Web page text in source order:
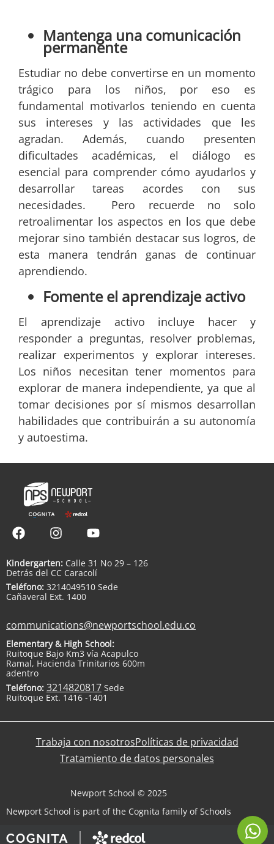
Mantenga una comunicación
permanente
Estudiar no debe convertirse en un momento
trágico para los niños, por eso es
fundamental motivarlos teniendo en cuenta
sus intereses y las actividades que les
agradan. Además, cuando presenten
dificultades académicas, el diálogo es
esencial para comprender cómo ayudarlos y
desarrollar tareas acordes con sus
necesidades. Pero recuerde no solo
retroalimentar los aspectos en los que debe
mejorar sino también destacar sus logros, de
esta manera tendrán ganas de continuar
aprendiendo.
Fomente el aprendizaje activo
El aprendizaje activo incluye hacer y
responder a preguntas, resolver problemas,
realizar experimentos y explorar intereses.
Los niños necesitan tener momentos para
explorar de manera independiente, ya que al
tomar decisiones por sí mismos desarrollan
habilidades que contribuirán a su autonomía
y autoestima.
Kindergarten: Calle 31 No 29 – 126
Detrás del CC Caracolí
Teléfono: 3214049510 Sede
Cañaveral Ext. 1400
communications@newportschool.edu.co
Elementary & High School:
Ruitoque Bajo Km3 vía Acapulco
Ramal, Hacienda Trinitarios 600m
adentro
Teléfono: 3214820817 Sede
Ruitoque Ext. 1416 -1401
Trabaja con nosotrosPolíticas de privacidad
Tratamiento de datos personales
Newport School © 2025
Newport School is part of the Cognita family of Schools